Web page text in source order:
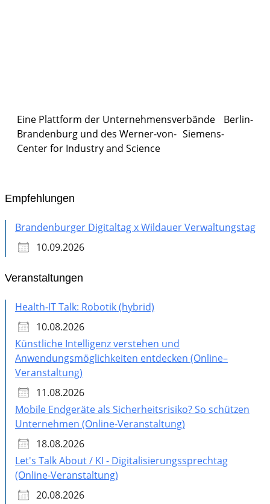
Eine Plattform der Unternehmensverbände Berlin-
Brandenburg und des Werner-von- Siemens-
Center for Industry and Science
Empfehlungen
Brandenburger Digitaltag x Wildauer Verwaltungstag
10.09.2026
Veranstaltungen
Health-IT Talk: Robotik (hybrid)
10.08.2026
Künstliche Intelligenz verstehen und
Anwendungsmöglichkeiten entdecken (Online–
Veranstaltung)
11.08.2026
Mobile Endgeräte als Sicherheitsrisiko? So schützen
Unternehmen (Online-Veranstaltung)
18.08.2026
Let's Talk About / KI - Digitalisierungssprechtag
(Online-Veranstaltung)
20.08.2026